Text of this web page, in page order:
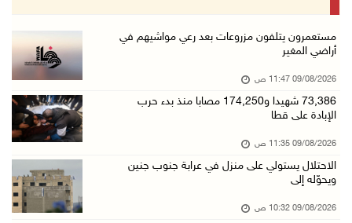
الاحتلال يستولي على منزل في عرابة جنوب جنين و ...
الاحتلال يقتحم مدينة نابلس
09/آب/2026 10:20 ص
وفاة شابة متأثرة بإصابتها جراء حادث سير قرب ج ...
09/آب/2026 10:02 ص
مستعمرون يتلفون مزروعات بعد رعي مواشيهم في
أراضي المغير
09/08/2026 11:47 ص
73,386 شهيدا و174,250 مصابا منذ بدء حرب
الإبادة على قطا
09/08/2026 11:35 ص
الاحتلال يستولي على منزل في عرابة جنوب جنين
ويحوّله إلى
09/08/2026 10:32 ص